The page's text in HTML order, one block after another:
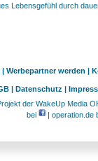
Lebensgefühl durch
| Werbepartner werden |
| Datenschutz |
der WakeUp Media
bei
| operation.de